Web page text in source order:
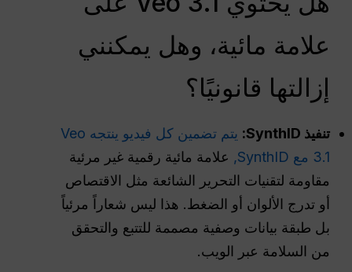
علامة مائية، وهل يمكنني
إزالتها قانونيًا؟
تنفيذ SynthID:
يتم تضمين كل فيديو ينتجه Veo
3.1 مع SynthID,
علامة مائية رقمية غير مرئية
مقاومة لتقنيات التحرير الشائعة مثل الاقتصاص
أو تدرج الألوان أو الضغط. هذا ليس شعاراً مرئياً
بل طبقة بيانات وصفية مصممة للتتبع والتحقق
من السلامة عبر الويب.